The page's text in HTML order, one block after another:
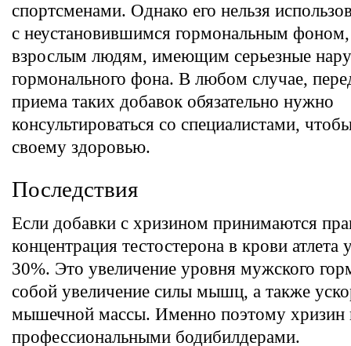
спортсменами. Однако его нельзя
с неустановившимся гормональным
взрослым людям, имеющим серьезные
гормонального фона. В любом случае,
приема таких добавок обязательно нужно
консультироваться со специалистами,
своему здоровью.
Последствия
Если добавки с хризином принимаются
концентрация тестостерона в крови атлета
30%. Это увеличение уровня мужского
собой увеличение силы мышц, а также
мышечной массы. Именно поэтому хризин
профессиональными бодибилдерами.